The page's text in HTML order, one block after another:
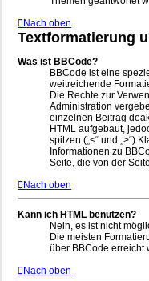
Nach oben
Textformatierung
Was ist BBCode?
BBCode ist eine
weitreichende
Die Rechte zur
Administration
einzelnen Beitrag
HTML aufgebaut,
spitzen („<“ und „>“)
Informationen zu
Seite, die von der
Nach oben
Kann ich HTML benutzen?
Nein, es ist nicht
Die meisten
über BBCode erreicht
Nach oben